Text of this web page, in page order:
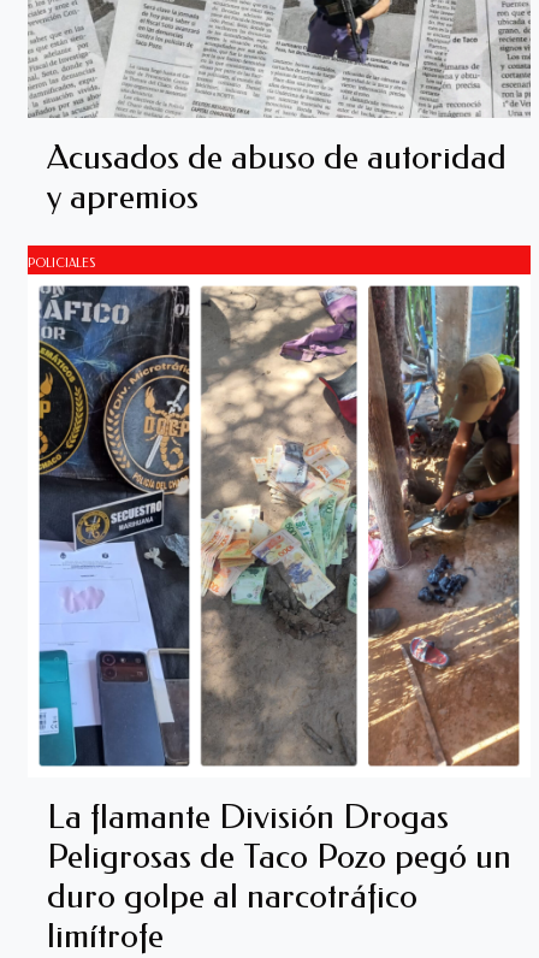
Acusados de abuso de autoridad
y apremios
POLICIALES
La flamante División Drogas
Peligrosas de Taco Pozo pegó un
duro golpe al narcotráfico
limítrofe